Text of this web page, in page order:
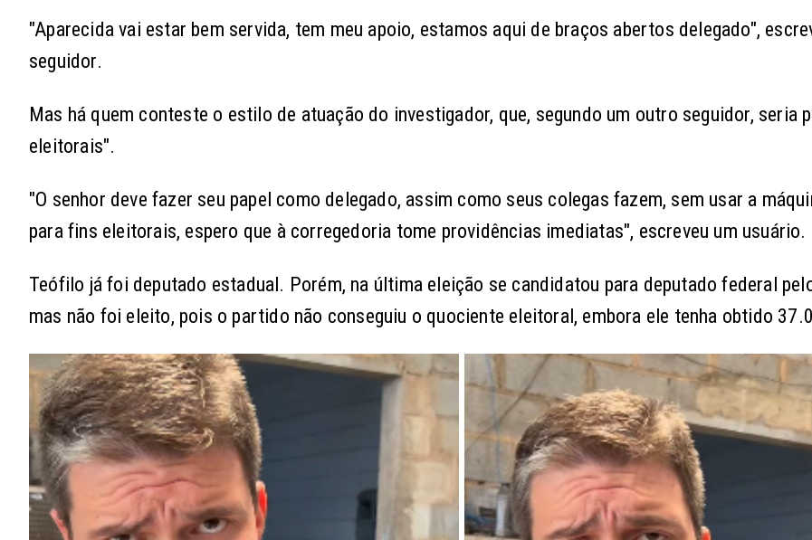
"Aparecida vai estar bem servida, tem meu apoio, estamos aqui de braços abertos delegado",
seguidor.
Mas há quem conteste o estilo de atuação do investigador, que, segundo um outro seguidor, seria
eleitorais".
"O senhor deve fazer seu papel como delegado, assim como seus colegas fazem, sem usar a
para fins eleitorais, espero que à corregedoria tome providências imediatas", escreveu um usuário.
Teófilo já foi deputado estadual. Porém, na última eleição se candidatou para deputado federal
mas não foi eleito, pois o partido não conseguiu o quociente eleitoral, embora ele tenha obtido